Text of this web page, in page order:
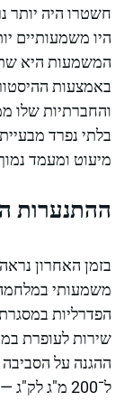
חשטרו היה יותר
היו משמעותיים
המשמעות היא
באמצעות
והחברתיות שלו
בלתי נפרד
מיעוט ומעמד
ההתנערות
בזמן האחרון
משמעותי
הפדרליות
שירות לעופרת
ל־200 מ"ג